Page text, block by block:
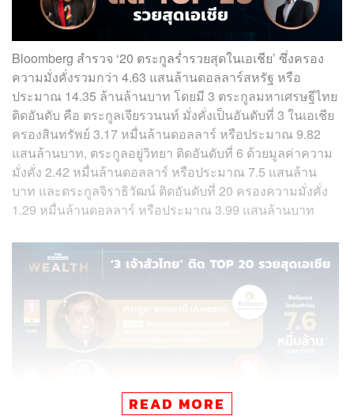
Bloomberg สำรวจ ‘20 ตระกูลร่ำรวยสุดในเอเชีย’ ซึ่งครอง
ความมั่งคั่งรวมกว่า 4.63 แสนล้านดอลลาร์สหรัฐ หรือ
ประมาณ 14.35 ล้านล้านบาท โดยมี 3 ตระกูลมหาเศรษฐีไทย
ติดอันดับ คือ ตระกูลเจียรวนนท์ มั่งคั่งเป็นอันดับที่ 3 ในเอเชีย
ครองสินทรัพย์ 3.17 หมื่นล้านดอลลาร์ หรือประมาณ 9.82
แสนล้านบาท, ตระกูลอยู่วิทยา ติดอันดับที่ 6 ด้วยมูลค่าความ
มั่งคั่ง 2.42 หมื่นล้านดอลลาร์ หรือประมาณ 7.5 แสนล้าน
บาท และตระกูลจิราธิวัฒน์ ติดอันดับที่ 20 ครองความมั่งคั่ง
1.29 หมื่นล้านดอลลาร์ หรือประมาณ 3.99 แสนล้านบาท
READ MORE